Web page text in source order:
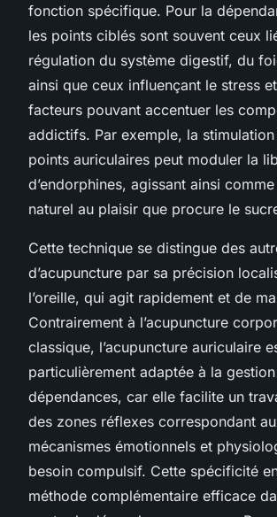
fonction spécifique. Pour la
les points ciblés sont souvent ceux
régulation du système digestif, du
ainsi que ceux influençant le stress et
facteurs pouvant accentuer les
addictifs. Par exemple, la
points auriculaires peut moduler la
d’endorphines, agissant ainsi
naturel au plaisir que procure le
Cette technique se distingue des
d’acupuncture par sa précision
l’oreille, qui agit rapidement et de
Contrairement à l’acupuncture
classique, l’acupuncture auriculaire
particulièrement adaptée à la
dépendances, car elle facilite un
des zones réflexes correspondant
mécanismes émotionnels et
besoin compulsif. Cette spécificité
méthode complémentaire efficace